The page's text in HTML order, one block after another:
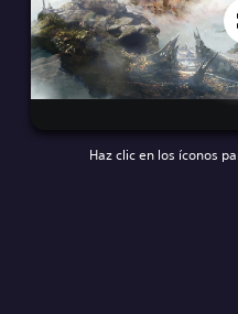
Haz clic en los íconos